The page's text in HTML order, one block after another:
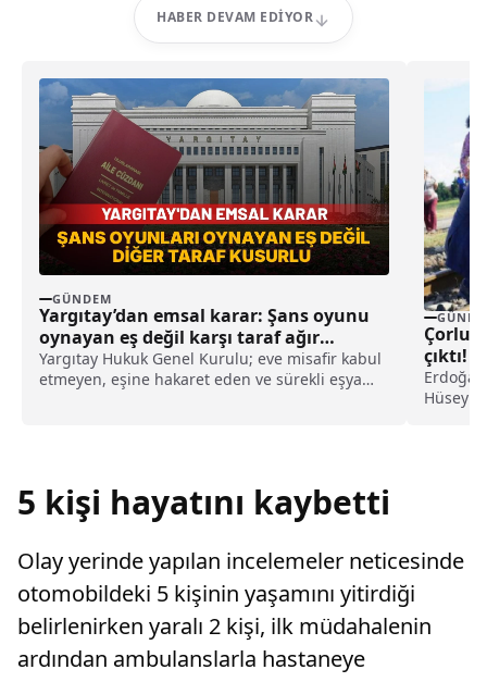
HABER DEVAM EDIYOR
GÜNDEM
Yargıtay’dan emsal karar: Şans oyunu
oynayan eş değil karşı taraf ağır
kusurlu sayıldı
Yargıtay Hukuk Genel Kurulu; eve misafir kabul
etmeyen, eşine hakaret eden ve sürekli eşya
Çorlu
çıktı!
Hüseyin
5 kişi hayatını kaybetti
Olay yerinde yapılan incelemeler neticesinde
otomobildeki 5 kişinin yaşamını yitirdiği
belirlenirken yaralı 2 kişi, ilk müdahalenin
ardından ambulanslarla hastaneye